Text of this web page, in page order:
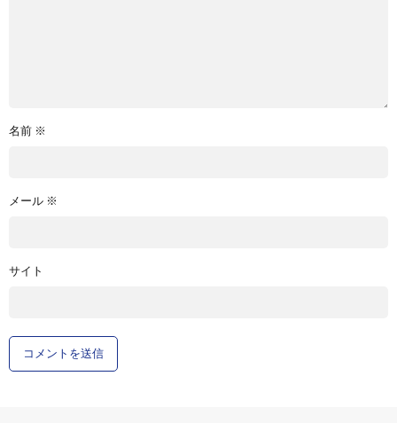
名前 ※
メール ※
サイト